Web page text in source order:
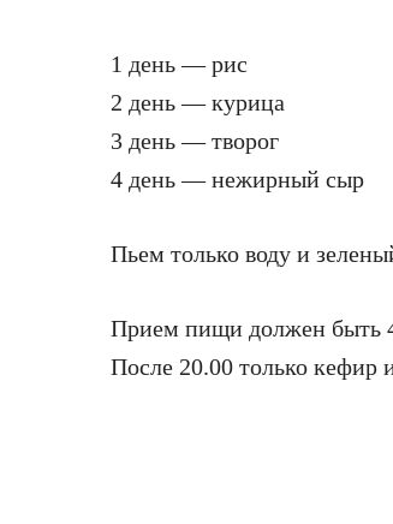
1 день — рис
2 день — курица
3 день — творог
4 день — нежирный сыр
Пьем только воду и
Прием пищи должен быть
После 20.00 только кефир